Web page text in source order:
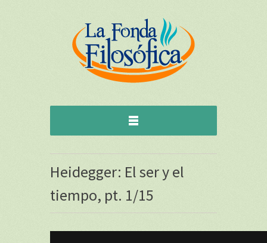
Heidegger: El ser y el
tiempo, pt. 1/15